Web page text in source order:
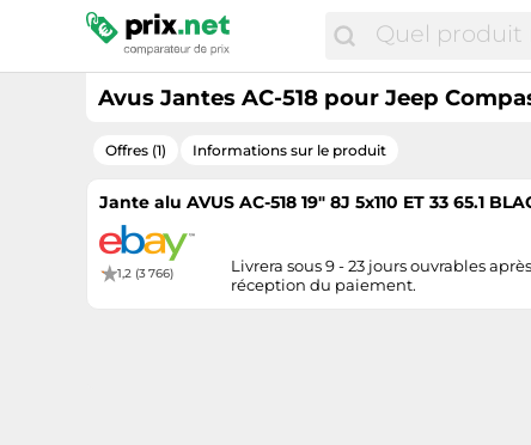
Avus Jantes AC-518 pour Jeep
Offres (1) Informations sur le produit
Jante alu AVUS AC-518 19" 8J 5x110 ET 33 65.1
1,2 (3 766)
Livrera sous 9 - 23 jours ouvrables après
réception du paiement.